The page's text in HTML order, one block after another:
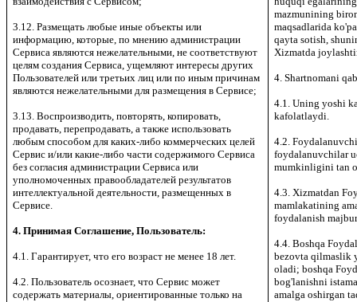
3.12. Размещать любые иные объекты или
информацию, которые, по мнению администрации
Сервиса являются нежелательными, не соответствуют
целям создания Сервиса, ущемляют интересы других
Пользователей или третьих лиц или по иным причинам
являются нежелательными для размещения в Сервисе;
3.13. Воспроизводить, повторять, копировать,
продавать, перепродавать, а также использовать
любым способом для каких-либо коммерческих целей
Сервис и/или какие-либо части содержимого Сервиса
без согласия администрации Сервиса или
уполномоченных правообладателей результатов
интеллектуальной деятельности, размещенных в
Сервисе.
4. Принимая Соглашение, Пользователь:
4.1. Гарантирует, что его возраст не менее 18 лет.
4.2. Пользователь осознает, что Сервис может
содержать материалы, ориентированные только на
mazmunining
maqsadlarida
qayta sotish,
Xizmatda
4. Shartnomani
4.1. Uning yoshi
kafolatlaydi.
4.2.
foydalanuvchilar
mumkinligini tan
4.3. Xizmatdan
mamlakatining
foydalanish
4.4. Boshqa
bezovta qilmaslik
oladi; boshqa
bog'lanishni
amalga oshirgan